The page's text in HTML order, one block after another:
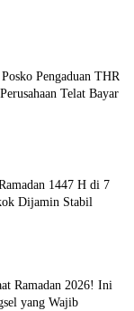
Pengaduan THR
Telat Bayar
1447 H di 7
Dijamin Stabil
Ramadan 2026! Ini
yang Wajib